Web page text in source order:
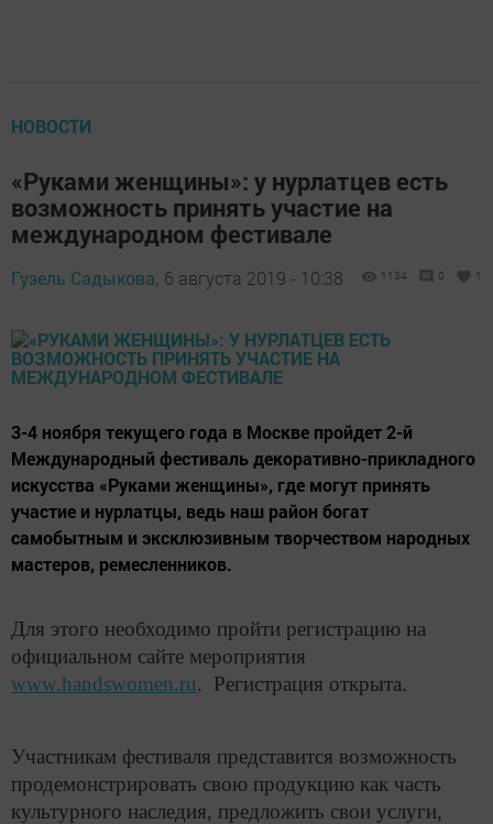
НОВОСТИ
«Руками женщины»: у нурлатцев есть
возможность принять участие на
международном фестивале
Гузель Садыкова, 6 августа 2019 - 10:38 1134 0 1
3-4 ноября текущего года в Москве пройдет 2-й
Международный фестиваль декоративно-прикладного
искусства «Руками женщины», где могут принять
участие и нурлатцы, ведь наш район богат
самобытным и эксклюзивным творчеством народных
мастеров, ремесленников.
Для этого необходимо пройти регистрацию на
официальном сайте мероприятия
www.handswomen.ru. Регистрация открыта.
Участникам фестиваля представится возможность
продемонстрировать свою продукцию как часть
культурного наследия, предложить свои услуги,